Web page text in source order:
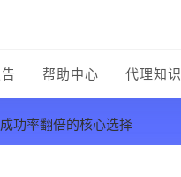
帮助中心 代理知识
功率翻倍的核心选择